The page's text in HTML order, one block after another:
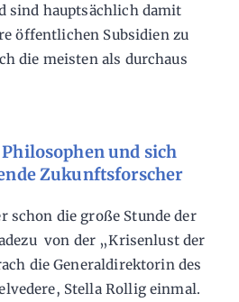
sind hauptsächlich damit
öffentlichen Subsidien zu
die meisten als durchaus
und sich
Zukunftsforscher
schon die große Stunde der
von der „Krisenlust der
die Generaldirektorin des
Stella Rollig einmal.